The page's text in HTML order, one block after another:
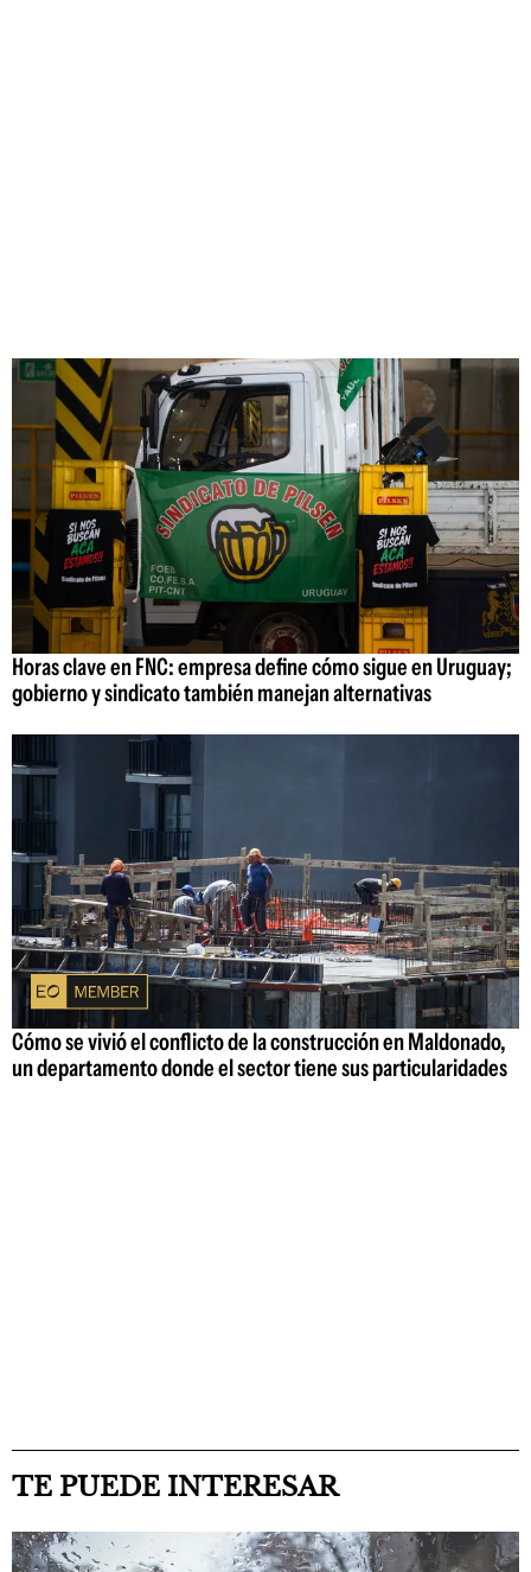
Horas clave en FNC: empresa define cómo sigue en Uruguay;
gobierno y sindicato también manejan alternativas
Cómo se vivió el conflicto de la construcción en Maldonado,
un departamento donde el sector tiene sus particularidades
TE PUEDE INTERESAR